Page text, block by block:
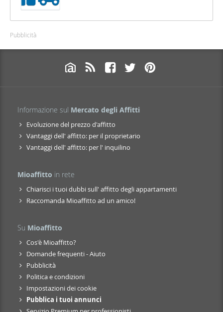
Pubblicità
Informazione sul Mercato degli Affitti
Evoluzione del prezzo d'affitto
Vantaggi dell' affitto: per il proprietario
Vantaggi dell' affitto: per l' inquilino
Mioaffitto in rete
Chiarisci i tuoi dubbi sull' affitto degli appartamenti
Raccomanda Mioaffitto ad un amico!
Su Mioaffitto
Cos'è Mioaffitto?
Domande frequenti - Aiuto
Pubblicità
Politica e condizioni
Impostazioni dei cookie
Pubblica i tuoi annunci